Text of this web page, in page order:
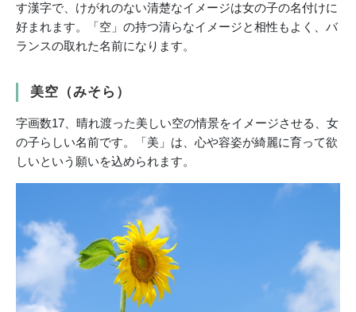
す漢字で、けがれのない清楚なイメージは女の子の名付けに
好まれます。「空」の持つ清らなイメージと相性もよく、バ
ランスの取れた名前になります。
美空（みそら）
字画数17、晴れ渡った美しい空の情景をイメージさせる、女
の子らしい名前です。「美」は、心や容姿が綺麗に育って欲
しいという願いを込められます。